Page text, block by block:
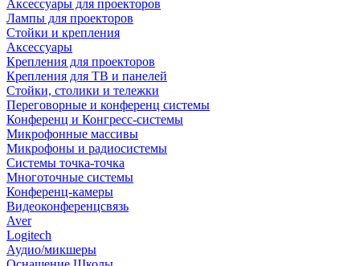
Аксессуары для проекторов
Лампы для проекторов
Стойки и крепления
Аксессуары
Крепления для проекторов
Крепления для ТВ и панелей
Стойки, столики и тележки
Переговорные и конференц системы
Конференц и Конгресс-системы
Микрофонные массивы
Микрофоны и радиосистемы
Системы точка-точка
Многоточные системы
Конференц-камеры
Видеоконференцсвязь
Aver
Logitech
Аудио/микшеры